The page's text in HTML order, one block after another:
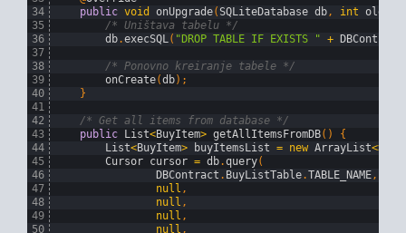
34
35
36
37
38
39
40
41
42
43
44
45
46
47
48
49
50
public void onUpgrade(SQLiteDatabase db, int
/* Uništava tabelu */
db.execSQL( "DROP TABLE IF EXISTS " + DBContract
/* Ponovno kreiranje tabele */
onCreate(db) ;
}
/* Get all items from database */
public
List<BuyItem> getAllItemsFromDB( )
{
List<BuyItem> buyItemsList = new ArrayList<>
Cursor cursor = db.query(
DBContract . BuyListTable.TABLE_NAME,
null ,
null ,
null ,
null ,